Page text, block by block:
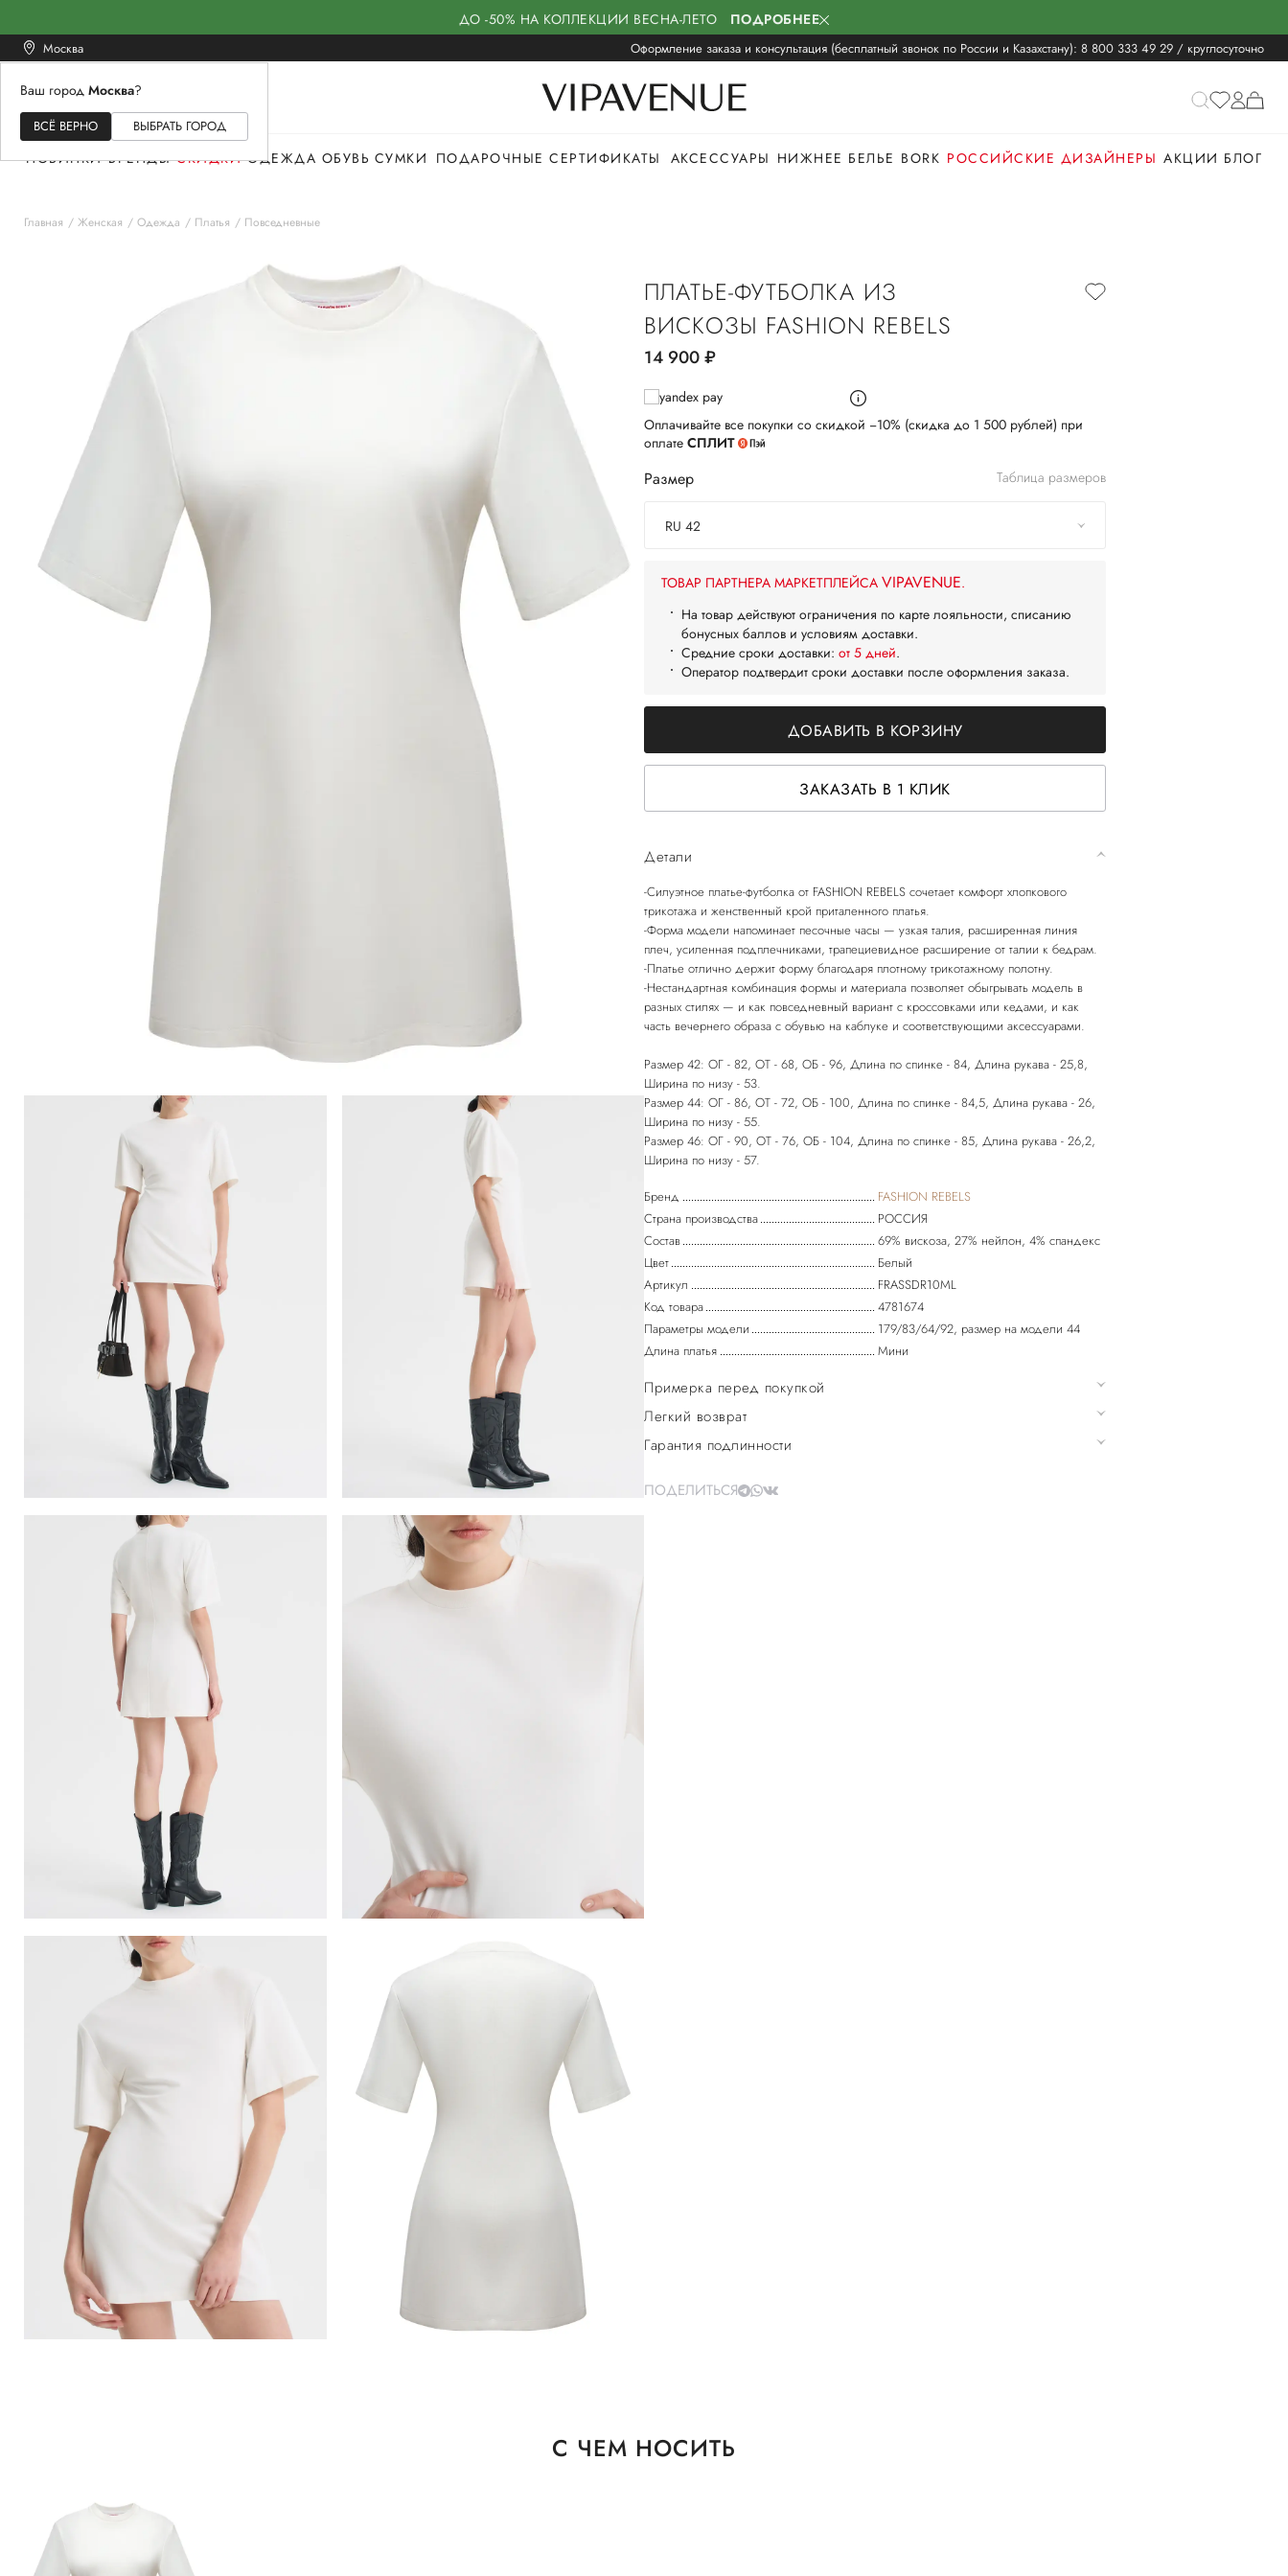
ДО -50% НА КОЛЛЕКЦИИ ВЕСНА-ЛЕТО ПОДРОБНЕЕ
Москва Оформление заказа и консультация (бесплатный звонок по России и Казахстану): 8 800 333 49 29 / круглосуточно
Ваш город Москва?
ВСЁ ВЕРНО ВЫБРАТЬ ГОРОД
ЖЕНСКОЕМУЖСКОЕ
НОВИНКИ БРЕНДЫ СКИДКИ ОДЕЖДА ОБУВЬ СУМКИ ПОДАРОЧНЫЕ СЕРТИФИКАТЫ АКСЕССУАРЫ НИЖНЕЕ БЕЛЬЕ BORK РОССИЙСКИЕ ДИЗАЙНЕРЫ АКЦИИ БЛОГ
Главная Женская Одежда Платья Повседневные
ПЛАТЬЕ-ФУТБОЛКА ИЗ
ВИСКОЗЫ FASHION REBELS
14 900руб.
Оплачивайте все покупки со скидкой −10% (скидка до 1 500 рублей) при
оплате СПЛИТ
Размер Таблица размеров
RU 42
ТОВАР ПАРТНЕРА МАРКЕТПЛЕЙСА VIPAVENUE.
На товар действуют ограничения по карте лояльности, списанию
бонусных баллов и условиям доставки.
Средние сроки доставки: от 5 дней.
Оператор подтвердит сроки доставки после оформления заказа.
ДОБАВИТЬ В КОРЗИНУ
ЗАКАЗАТЬ В 1 КЛИК
Детали
-Силуэтное платье-футболка от FASHION REBELS сочетает комфорт хлопкового
трикотажа и женственный крой приталенного платья.
-Форма модели напоминает песочные часы — узкая талия, расширенная линия
плеч, усиленная подплечниками, трапециевидное расширение от талии к бедрам.
-Платье отлично держит форму благодаря плотному трикотажному полотну.
-Нестандартная комбинация формы и материала позволяет обыгрывать модель в
разных стилях — и как повседневный вариант с кроссовками или кедами, и как
часть вечернего образа с обувью на каблуке и соответствующими аксессуарами.
Размер 42: ОГ - 82, ОТ - 68, ОБ - 96, Длина по спинке - 84, Длина рукава - 25,8,
Ширина по низу - 53.
Размер 44: ОГ - 86, ОТ - 72, ОБ - 100, Длина по спинке - 84,5, Длина рукава - 26,
Ширина по низу - 55.
Размер 46: ОГ - 90, ОТ - 76, ОБ - 104, Длина по спинке - 85, Длина рукава - 26,2,
Бренд
FASHION REBELS
Страна производства
РОССИЯ
Состав
69% вискоза, 27% нейлон, 4% спандекс
Цвет
Белый
Артикул
FRASSDR10ML
Код товара
4781674
Параметры модели
179/83/64/92, размер на модели 44
Длина платья
Мини
Примерка перед покупкой
Легкий возврат
Гарантия подлинности
ПОДЕЛИТЬСЯ
С ЧЕМ НОСИТЬ